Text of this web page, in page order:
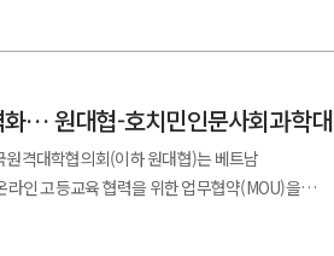
… 원대협-호치민인문사회과학대
격대학협의회(이하 원대협)는 베트남
인 고등교육 협력을 위한 업무협약(MOU)을